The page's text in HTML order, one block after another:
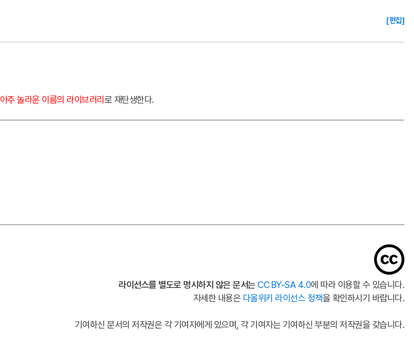
[편집]
아주 놀라운 이름의 라이브러리 로 재탄생한다.
라이선스를 별도로 명시하지 않은 문서는 CC BY-SA 4.0에 따라 이용할 수 있습니다.
자세한 내용은 다올위키 라이선스 정책을 확인하시기 바랍니다.
기여하신 문서의 저작권은 각 기여자에게 있으며, 각 기여자는 기여하신 부분의 저작권을 갖습니다.